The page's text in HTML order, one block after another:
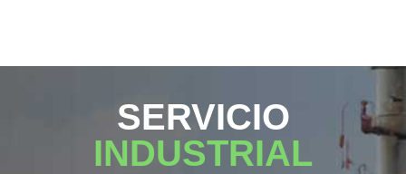
SERVICIO
INDUSTRIAL